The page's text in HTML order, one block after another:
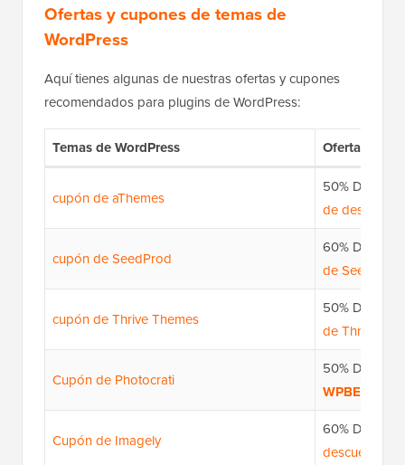
Ofertas y cupones de temas de
WordPress
Aquí tienes algunas de nuestras ofertas y cupones
recomendados para plugins de WordPress:
Temas de WordPress Ofertas y
cupón de aThemes
50% DE
de
cupón de SeedProd
60% DE
de SeedProd
cupón de Thrive Themes
50% DE
de Thrive
Cupón de Photocrati
50% DE
Cupón de Imagely
60% DE
descuento: